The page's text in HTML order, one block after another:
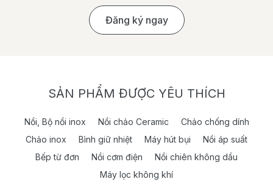
Đăng ký ngay
SẢN PHẨM ĐƯỢC YÊU THÍCH
Nồi, Bộ nồi inox Nồi chảo Ceramic
Chảo chống dính
Chảo inox
Bình giữ nhiệt Máy hút bụi
Nồi áp suất
Bếp từ đơn
Nồi cơm điện
Nồi chiên không dầu
Máy lọc không khí